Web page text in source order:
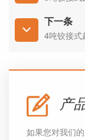
下一条
4吨铰接式
产
如果您对我们